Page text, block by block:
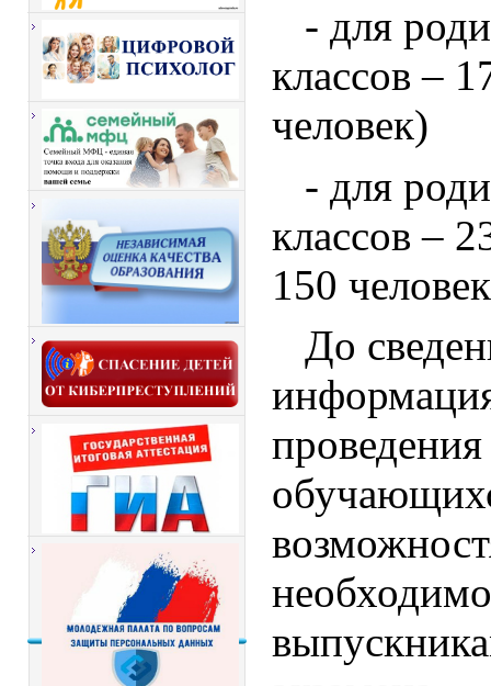
- для
классов –
человек)
- для
классов –
150
До